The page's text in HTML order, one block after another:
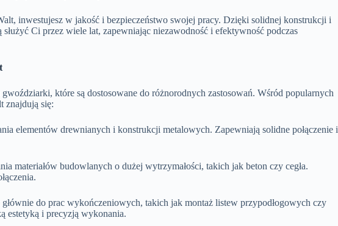
inwestujesz w jakość i bezpieczeństwo swojej pracy. Dzięki solidnej konstrukcji i
Ci przez wiele lat, zapewniając niezawodność i efektywność podczas
które są dostosowane do różnorodnych zastosowań. Wśród popularnych
znajdują się:
elementów drewnianych i konstrukcji metalowych. Zapewniają solidne połączenie i
materiałów budowlanych o dużej wytrzymałości, takich jak beton czy cegła.
do prac wykończeniowych, takich jak montaż listew przypodłogowych czy
estetyką i precyzją wykonania.